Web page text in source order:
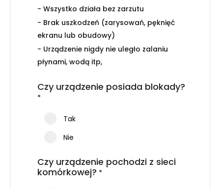
- Wszystko działa bez zarzutu
- Brak uszkodzeń (zarysowań, pęknięć
ekranu lub obudowy)
- Urządzenie nigdy nie uległo zalaniu
płynami, wodą itp,
Czy urządzenie posiada blokady?
*
Tak
Nie
Czy urządzenie pochodzi z sieci
komórkowej? *